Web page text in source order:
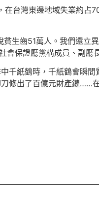
台灣東邊地域失業約占
生齒51萬人。我們還
保證廳黨構成員、副廳
千紙鶴時，千紙鶴會瞬間
修出了百億元財產鏈……